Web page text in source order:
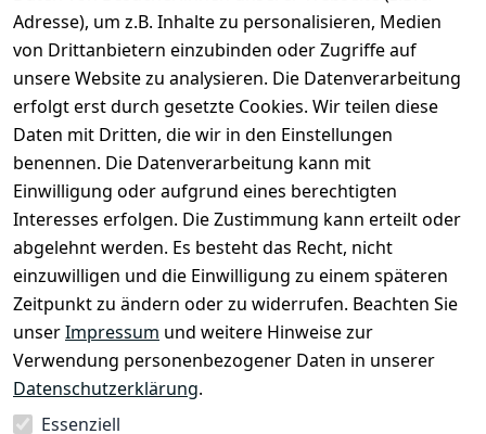
Adresse), um z.B. Inhalte zu personalisieren, Medien
von Drittanbietern einzubinden oder Zugriffe auf
unsere Website zu analysieren. Die Datenverarbeitung
erfolgt erst durch gesetzte Cookies. Wir teilen diese
Daten mit Dritten, die wir in den Einstellungen
benennen. Die Datenverarbeitung kann mit
Einwilligung oder aufgrund eines berechtigten
Interesses erfolgen. Die Zustimmung kann erteilt oder
abgelehnt werden. Es besteht das Recht, nicht
einzuwilligen und die Einwilligung zu einem späteren
Zeitpunkt zu ändern oder zu widerrufen. Beachten Sie
unserImpressum und weitere Hinweise zur
Verwendung personenbezogener Daten in unserer
Datenschutzerklärung.
Essenziell
Rechtliches
Impressum
Datenschutze
rklärung
Barrierefreihe
itserklärung
Widerrufsrec
ht
Services
Registrieren